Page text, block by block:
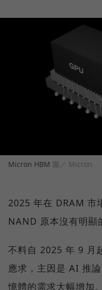
Micron HBM 圖／ Micron
2025 年在 DRAM 市
NAND 原本沒有明顯
不料自 2025 年 9 月
應求，主因是 AI 推
憶體的需求大幅增加